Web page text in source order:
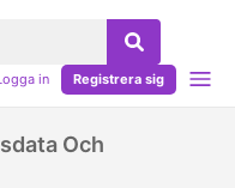
in Registrera sig
Och